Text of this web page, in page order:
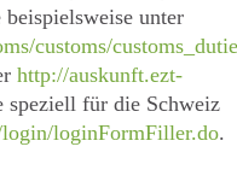
unter
customs/
http://auskunft.ezt-
speziell für die Schweiz
loginFormFiller.do.